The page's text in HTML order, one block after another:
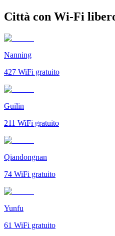
Città con Wi-Fi
Nanning
427 WiFi gratuito
Guilin
211 WiFi gratuito
Qiandongnan
74 WiFi gratuito
Yunfu
61 WiFi gratuito